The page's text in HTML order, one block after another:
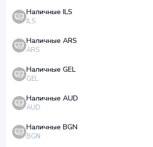
Наличные ILS
ILS
Наличные ARS
ARS
Наличные GEL
GEL
Наличные AUD
AUD
Наличные BGN
BGN